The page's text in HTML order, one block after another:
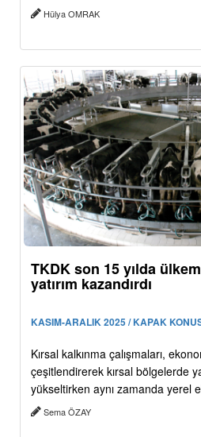
Hülya OMRAK
TKDK son 15 yılda
yatırım kazandırdı
KASIM-ARALIK 2025 / KAPAK
Kırsal kalkınma çalışmaları,
çeşitlendirerek kırsal bölgelerde
yükseltirken aynı zamanda yerel
Sema ÖZAY